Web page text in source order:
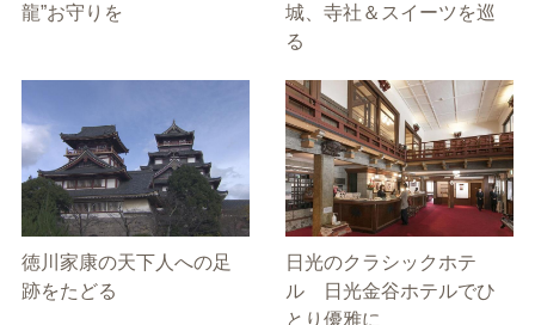
龍”お守りを
城、寺社＆スイーツを巡
る
徳川家康の天下人への足
跡をたどる
日光のクラシックホテ
ル 日光金谷ホテルでひ
とり優雅に